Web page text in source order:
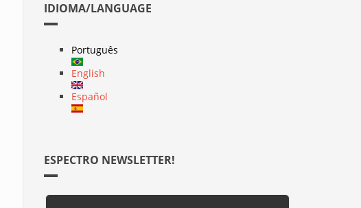
IDIOMA/LANGUAGE
Português
English
Español
ESPECTRO NEWSLETTER!